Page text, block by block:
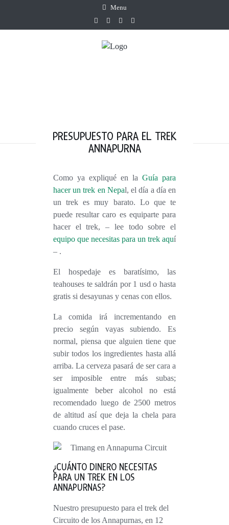
Menu
PRESUPUESTO PARA EL TREK
ANNAPURNA
Como ya expliqué en la Guía para
hacer un trek en Nepal, el día a día en
un trek es muy barato. Lo que te
puede resultar caro es equiparte para
hacer el trek, – lee todo sobre el
equipo que necesitas para un trek aquí
– .
El hospedaje es baratísimo, las
teahouses te saldrán por 1 usd o hasta
gratis si desayunas y cenas con ellos.
La comida irá incrementando en
precio según vayas subiendo. Es
normal, piensa que alguien tiene que
subir todos los ingredientes hasta allá
arriba. La cerveza pasará de ser cara a
ser imposible entre más subas;
igualmente beber alcohol no está
recomendado luego de 2500 metros
de altitud así que deja la chela para
cuando cruces el pase.
¿CUÁNTO DINERO NECESITAS
PARA UN TREK EN LOS
ANNAPURNAS?
Nuestro presupuesto para el trek del
Circuito de los Annapurnas, en 12